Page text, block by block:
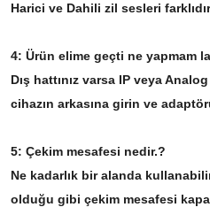
Harici ve Dahili zil sesleri
4: Ürün elime geçti ne yapmam
Dış hattınız varsa IP veya
cihazın arkasına girin ve
5: Çekim mesafesi nedir.?
Ne kadarlık bir alanda
olduğu gibi çekim mesafesi